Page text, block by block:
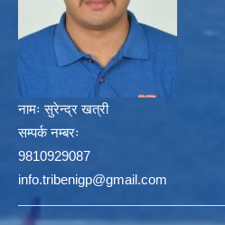
नामः सुरेन्द्र खत्री
सम्पर्क नम्बरः
9810929087
info.tribenigp@gmail.com